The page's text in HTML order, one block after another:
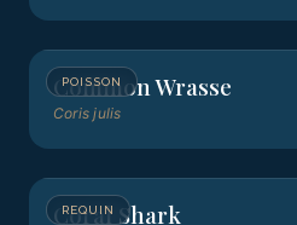
POISSON
Common Wrasse
Coris julis
REQUIN
Coral Shark